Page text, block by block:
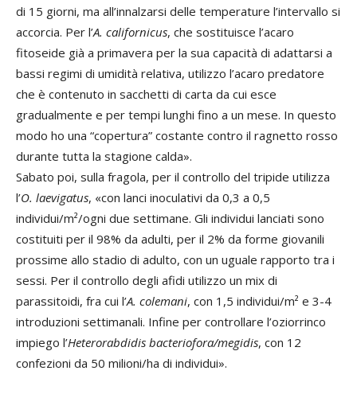
di 15 giorni, ma all’innalzarsi delle temperature l’intervallo si
accorcia. Per l’A. californicus, che sostituisce l’acaro
fitoseide già a primavera per la sua capacità di adattarsi a
bassi regimi di umidità relativa, utilizzo l’acaro predatore
che è contenuto in sacchetti di carta da cui esce
gradualmente e per tempi lunghi fino a un mese. In questo
modo ho una “copertura” costante contro il ragnetto rosso
durante tutta la stagione calda».
Sabato poi, sulla fragola, per il controllo del tripide utilizza
l’O. laevigatus, «con lanci inoculativi da 0,3 a 0,5
individui/m²/ogni due settimane. Gli individui lanciati sono
costituiti per il 98% da adulti, per il 2% da forme giovanili
prossime allo stadio di adulto, con un uguale rapporto tra i
sessi. Per il controllo degli afidi utilizzo un mix di
parassitoidi, fra cui l’A. colemani, con 1,5 individui/m² e 3-4
introduzioni settimanali. Infine per controllare l’oziorrinco
impiego l’Heterorabdidis bacteriofora/megidis, con 12
confezioni da 50 milioni/ha di individui».